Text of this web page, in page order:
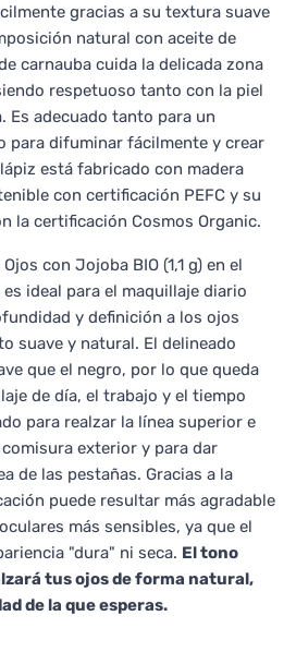
gracias a su textura suave
natural con aceite de
carnauba cuida la delicada zona
respetuoso tanto con la piel
Es adecuado tanto para un
para difuminar fácilmente y crear
está fabricado con madera
con certificación PEFC y su
la certificación Cosmos Organic.
con Jojoba BIO (1,1 g) en el
ideal para el maquillaje diario
y definición a los ojos
suave y natural. El delineado
que el negro, por lo que queda
de día, el trabajo y el tiempo
para realzar la línea superior e
exterior y para dar
de las pestañas. Gracias a la
puede resultar más agradable
más sensibles, ya que el
"dura" ni seca. El tono
tus ojos de forma natural,
de la que esperas.